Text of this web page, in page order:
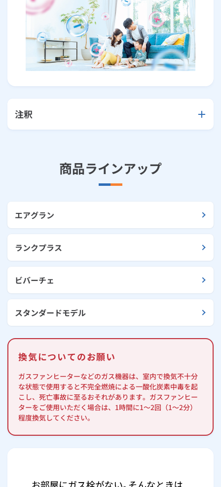
注釈
商品ラインアップ
エアグラン
ランクプラス
ビバーチェ
スタンダードモデル
換気についてのお願い
ガスファンヒーターなどのガス機器は、室内で換気不十分
な状態で使用すると不完全燃焼による一酸化炭素中毒を起
こし、死亡事故に至るおそれがあります。ガスファンヒー
ターをご使用いただく場合は、1時間に1～2回（1～2分）
程度換気してください。